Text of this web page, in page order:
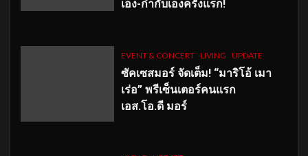
เอง-กำกับเองครั้งแรก!
EVENT & CONCERT LIVING UPDATE
ซัคเซสมอร์ จัดเต็ม! “มาริโอ้ เมา
เร่อ” พรีเซ็นเตอร์คนแรก
เอส.โอ.ดี มอร์